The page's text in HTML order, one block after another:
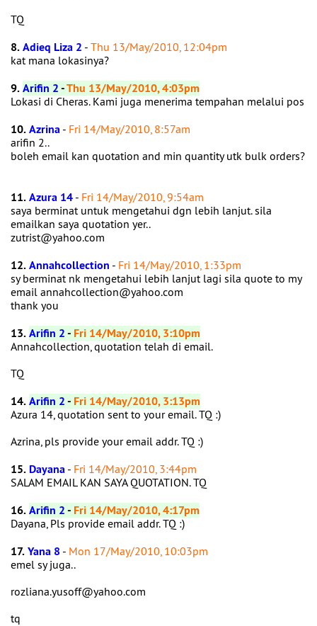
TQ
8.Adieq Liza 2 - Thu 13/May/2010, 12:04pm
kat mana lokasinya?
9.Arifin 2-Thu 13/May/2010, 4:03pm
Lokasi di Cheras. Kami juga menerima tempahan melalui pos
10.Azrina - Fri 14/May/2010, 8:57am
arifin 2..
boleh email kan quotation and min quantity utk bulk orders?
11.Azura 14 - Fri 14/May/2010, 9:54am
saya berminat untuk mengetahui dgn lebih lanjut. sila
emailkan saya quotation yer..
zutrist@yahoo.com
12.Annahcollection - Fri 14/May/2010, 1:33pm
sy berminat nk mengetahui lebih lanjut lagi sila quote to my
email annahcollection@yahoo.com
thank you
13.Arifin 2- Fri 14/May/2010, 3:10pm
Annahcollection, quotation telah di email.
TQ
14.Arifin 2- Fri 14/May/2010, 3:13pm
Azura 14, quotation sent to your email. TQ :)
Azrina, pls provide your email addr. TQ :)
15. Dayana - Fri 14/May/2010, 3:44pm
SALAM EMAIL KAN SAYA QUOTATION. TQ
16.Arifin 2- Fri 14/May/2010, 4:17pm
Dayana, Pls provide email addr. TQ :)
17.Yana 8 - Mon 17/May/2010, 10:03pm
emel sy juga..
rozliana.yusoff@yahoo.com
tq